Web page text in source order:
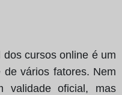
cursos online é um
vários fatores. Nem
validade oficial, mas